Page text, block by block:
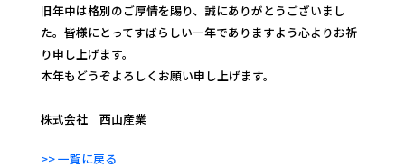
旧年中は格別のご厚情を賜り、誠にありがとうございまし
た。皆様にとってすばらしい一年でありますよう心よりお祈
り申し上げます。
本年もどうぞよろしくお願い申し上げます。
株式会社 西山産業
>> 一覧に戻る